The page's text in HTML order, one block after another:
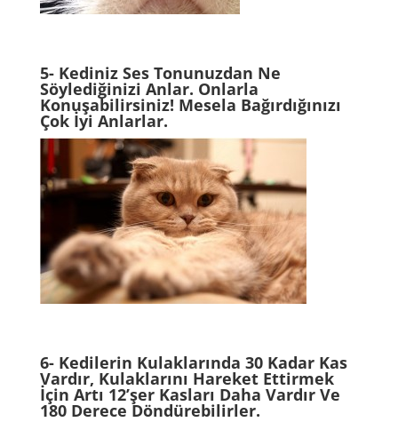
5- Kediniz Ses Tonunuzdan Ne
Söylediğinizi Anlar. Onlarla
Konuşabilirsiniz! Mesela Bağırdığınızı
Çok İyi Anlarlar.
6- Kedilerin Kulaklarında 30 Kadar Kas
Vardır, Kulaklarını Hareket Ettirmek
İçin Artı 12’şer Kasları Daha Vardır Ve
180 Derece Döndürebilirler.